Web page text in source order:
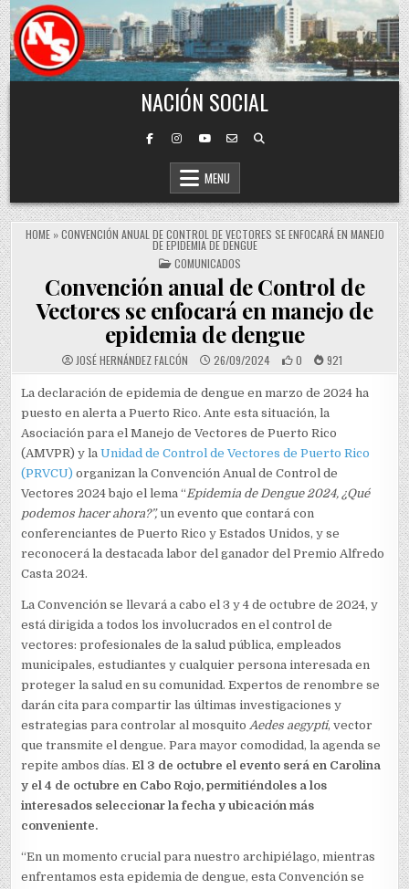
Skip to content
NACIÓN SOCIAL
MENU
HOME»CONVENCIÓN ANUAL DE CONTROL DE VECTORES SE ENFOCARÁ EN MANEJO
DE EPIDEMIA DE DENGUE
POSTED IN
COMUNICADOS
Convención anual de Control de
Vectores se enfocará en manejo de
epidemia de dengue
JOSÉ HERNÁNDEZ FALCÓN 26/09/2024 0 921
La declaración de epidemia de dengue en marzo de 2024 ha
puesto en alerta a Puerto Rico. Ante esta situación, la
Asociación para el Manejo de Vectores de Puerto Rico
(AMVPR) y laUnidad de Control de Vectores de Puerto Rico
(PRVCU) organizan la Convención Anual de Control de
Vectores 2024 bajo el lema “Epidemia de Dengue 2024, ¿Qué
podemos hacer ahora?”, un evento que contará con
conferenciantes de Puerto Rico y Estados Unidos, y se
reconocerá la destacada labor del ganador del Premio Alfredo
Casta 2024.
La Convención se llevará a cabo el 3 y 4 de octubre de 2024, y
está dirigida a todos los involucrados en el control de
vectores: profesionales de la salud pública, empleados
municipales, estudiantes y cualquier persona interesada en
proteger la salud en su comunidad. Expertos de renombre se
darán cita para compartir las últimas investigaciones y
estrategias para controlar al mosquitoAedes aegypti, vector
que transmite el dengue. Para mayor comodidad, la agenda se
repite ambos días.El 3 de octubre el evento será en Carolina
y el 4 de octubre en Cabo Rojo, permitiéndoles a los
interesados seleccionar la fecha y ubicación más
conveniente.
“En un momento crucial para nuestro archipiélago, mientras
enfrentamos esta epidemia de dengue, esta Convención se